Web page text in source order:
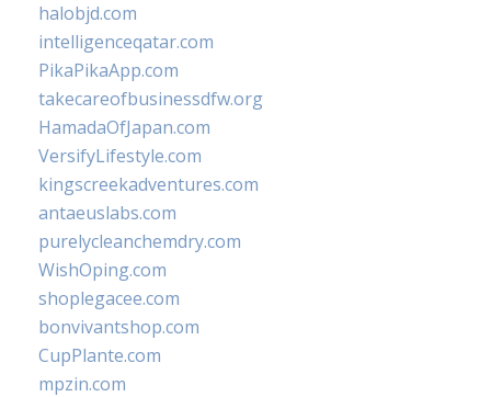
halobjd.com
intelligenceqatar.com
PikaPikaApp.com
takecareofbusinessdfw.org
HamadaOfJapan.com
VersifyLifestyle.com
kingscreekadventures.com
antaeuslabs.com
purelycleanchemdry.com
WishOping.com
shoplegacee.com
bonvivantshop.com
CupPlante.com
mpzin.com